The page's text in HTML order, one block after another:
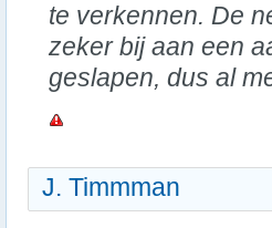
te verkennen. De
zeker bij aan een
geslapen, dus al
J. Timmman